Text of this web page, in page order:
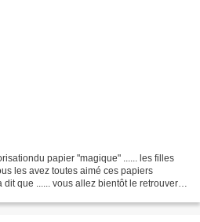
papier "magique" ...... les filles
les avez toutes aimé ces papiers
que ...... vous allez bientôt le retrouver !!